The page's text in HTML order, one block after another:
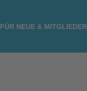
FÜR NEUE & MITGLIEDER